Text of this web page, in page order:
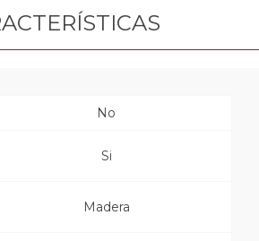
No
Si
Madera